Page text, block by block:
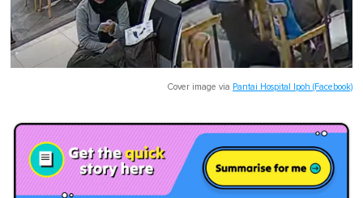
Cover image via Pantai Hospital Ipoh (Facebook)